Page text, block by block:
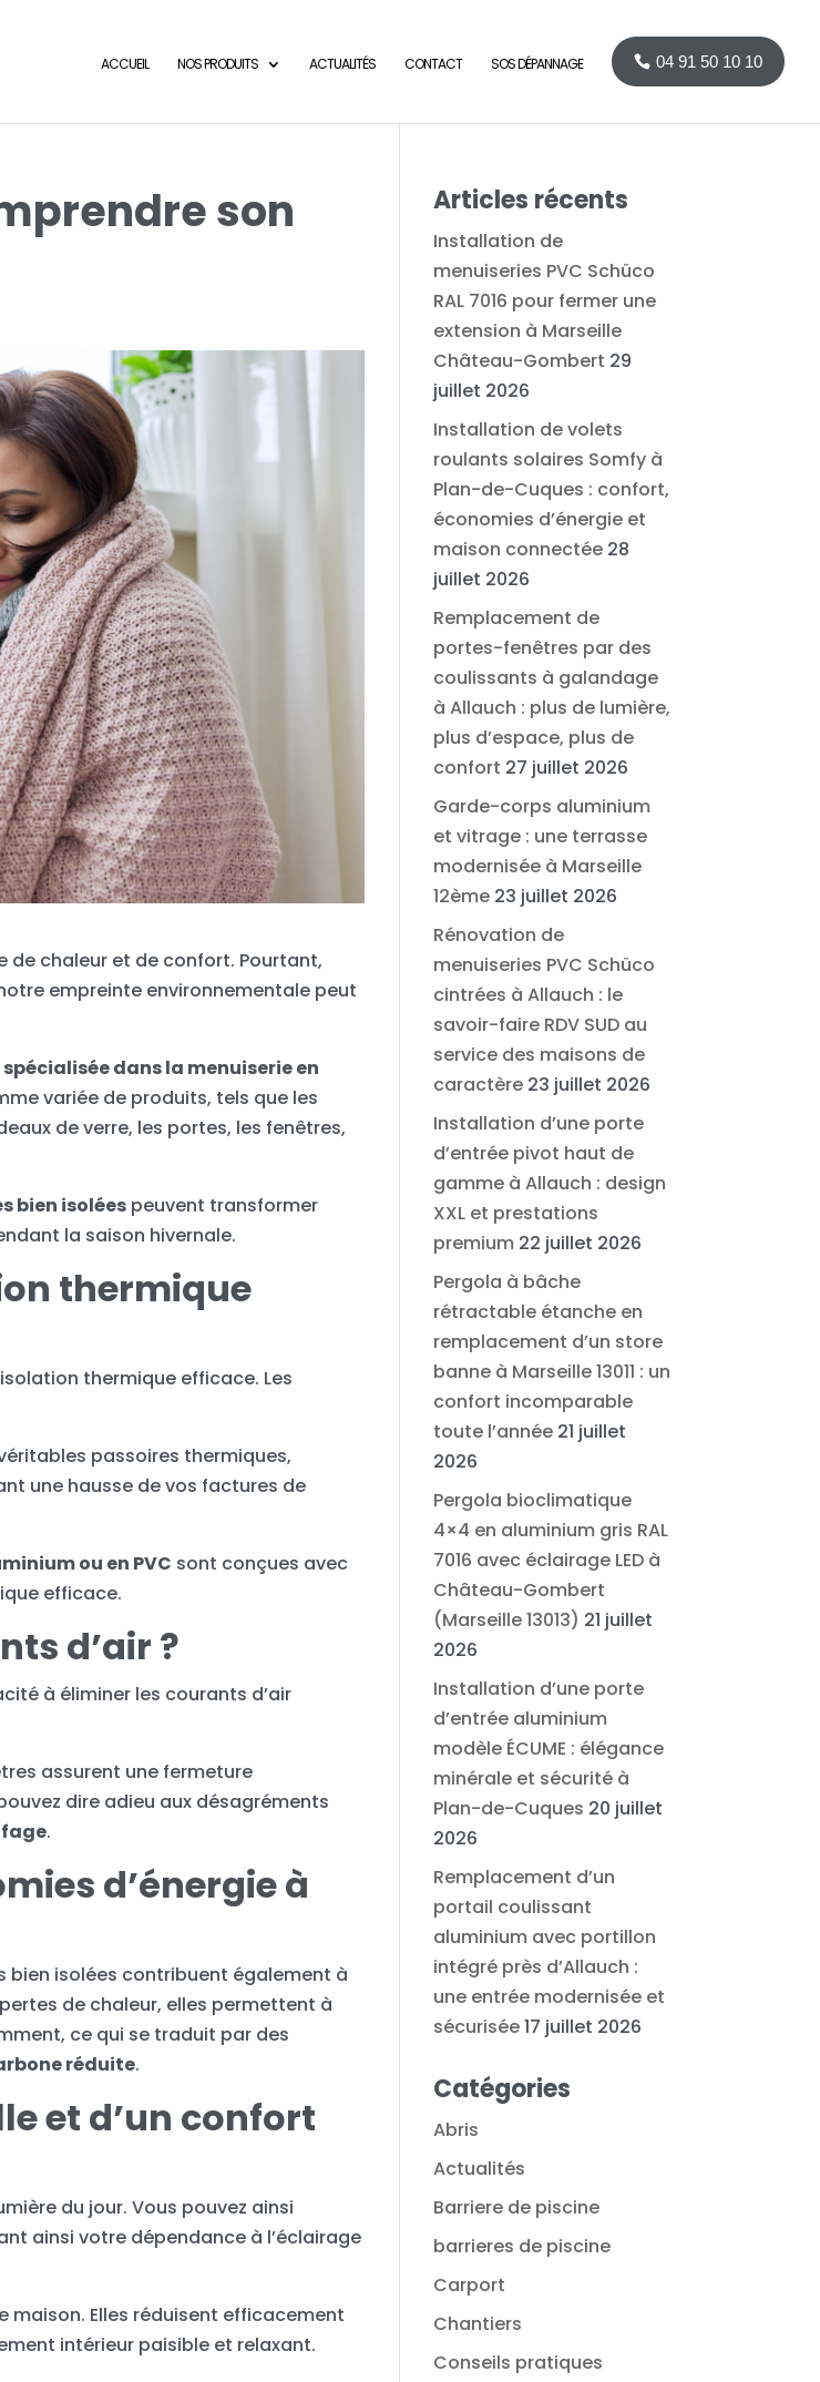
ACCUEIL NOS PRODUITS ACTUALITÉS CONTACT SOS DÉPANNAGE 04 91 50 10 10
son
de chaleur et de confort. Pourtant,
empreinte environnementale peut
dans la menuiserie en
variée de produits, tels que les
de verre, les portes, les fenêtres,
bien isolées peuvent transformer
la saison hivernale.
thermique
thermique efficace. Les
passoires thermiques,
une hausse de vos factures de
ou en PVC sont conçues avec
efficace.
d’air ?
à éliminer les courants d’air
assurent une fermeture
dire adieu aux désagréments
.
d’énergie à
bien isolées contribuent également à
de chaleur, elles permettent à
ce qui se traduit par des
réduite.
et d’un confort
du jour. Vous pouvez ainsi
ainsi votre dépendance à l’éclairage
maison. Elles réduisent efficacement
intérieur paisible et relaxant.
Articles récents
Installation de
menuiseries PVC Schüco
RAL 7016 pour fermer une
extension à Marseille
Château-Gombert 29
juillet 2026
Installation de volets
roulants solaires Somfy à
Plan-de-Cuques : confort,
économies d’énergie et
maison connectée 28
juillet 2026
Remplacement de
portes-fenêtres par des
coulissants à galandage
à Allauch : plus de lumière,
plus d’espace, plus de
confort 27 juillet 2026
Garde-corps aluminium
et vitrage : une terrasse
modernisée à Marseille
12ème 23 juillet 2026
Rénovation de
menuiseries PVC Schüco
cintrées à Allauch : le
savoir-faire RDV SUD au
service des maisons de
caractère 23 juillet 2026
Installation d’une porte
d’entrée pivot haut de
gamme à Allauch : design
XXL et prestations
premium 22 juillet 2026
Pergola à bâche
rétractable étanche en
remplacement d’un store
banne à Marseille 13011 : un
confort incomparable
toute l’année 21 juillet
2026
Pergola bioclimatique
4×4 en aluminium gris RAL
7016 avec éclairage LED à
Château-Gombert
(Marseille 13013) 21 juillet
2026
Installation d’une porte
d’entrée aluminium
modèle ÉCUME : élégance
minérale et sécurité à
Plan-de-Cuques 20 juillet
2026
Remplacement d’un
portail coulissant
aluminium avec portillon
intégré près d’Allauch :
une entrée modernisée et
sécurisée17 juillet 2026
Catégories
Abris
Actualités
Barriere de piscine
barrieres de piscine
Carport
Chantiers
Conseils pratiques